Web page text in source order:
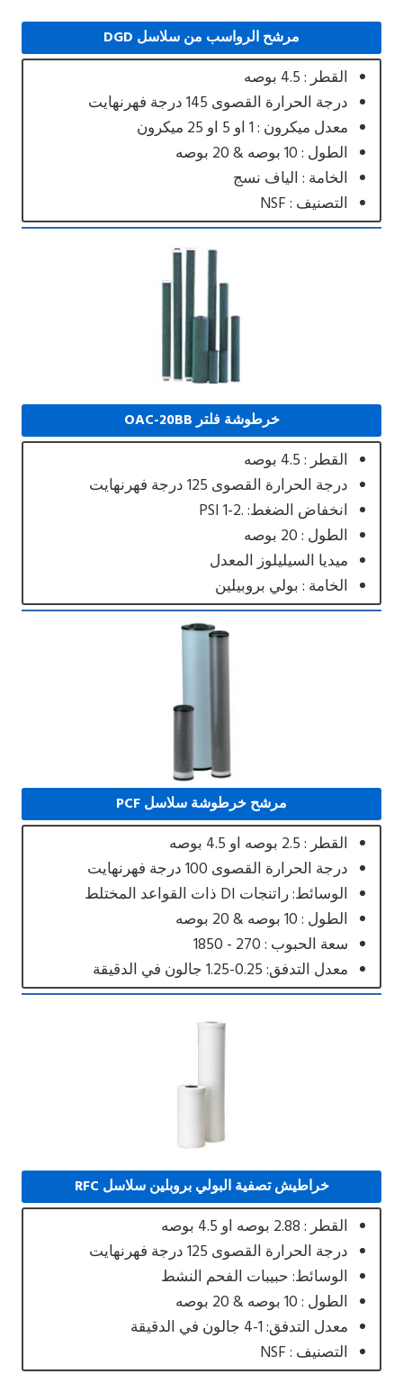
مرشح الرواسب من سلاسل DGD
القطر : 4.5 بوصه
درجة الحرارة القصوى 145 درجة فهرنهايت
معدل ميكرون : 1 او 5 او 25 ميكرون
الطول : 10 بوصه & 20 بوصه
الخامة : الياف نسج
التصنيف : NSF
خرطوشة فلتر OAC-20BB
القطر : 4.5 بوصه
درجة الحرارة القصوى 125 درجة فهرنهايت
انخفاض الضغط: .2-1 PSI
الطول : 20 بوصه
ميديا السيليلوز المعدل
الخامة : بولي بروبيلين
مرشح خرطوشة سلاسل PCF
القطر : 2.5 بوصه او 4.5 بوصه
درجة الحرارة القصوى 100 درجة فهرنهايت
الوسائط: راتنجات DI ذات القواعد المختلط
الطول : 10 بوصه & 20 بوصه
سعة الحبوب : 270 - 1850
معدل التدفق: 0.25-1.25 جالون في الدقيقة
خراطيش تصفية البولي بروبلين سلاسل RFC
القطر : 2.88 بوصه او 4.5 بوصه
درجة الحرارة القصوى 125 درجة فهرنهايت
الوسائط: حبيبات الفحم النشط
الطول : 10 بوصه & 20 بوصه
معدل التدفق: 1-4 جالون في الدقيقة
التصنيف : NSF